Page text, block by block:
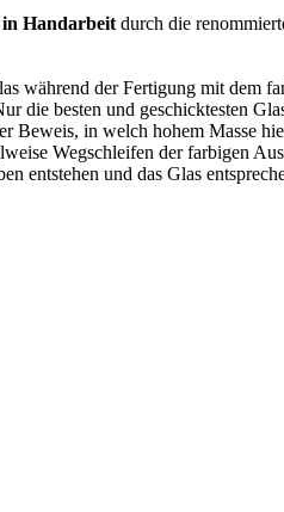
Handarbeit durch die
der Fertigung mit dem
besten und geschicktesten
Beweis, in welch hohem Masse
Wegschleifen der farbigen
entstehen und das Glas